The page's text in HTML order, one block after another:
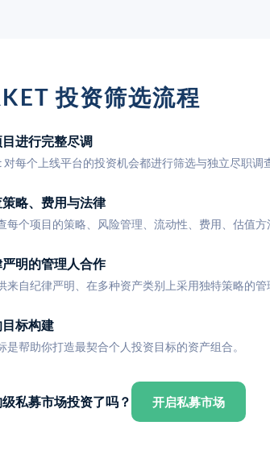
投资筛选流程
进行完整尽调
每个上线平台的投资机会都进行筛选与独立尽职调
略、费用与法律
每个项目的策略、风险管理、流动性、费用、估值
明的管理人合作
来自纪律严明、在多种资产类别上采用独特策略的管
标构建
是帮助你打造最契合个人投资目标的资产组合。
私募市场投资了吗？ 开启私募市场